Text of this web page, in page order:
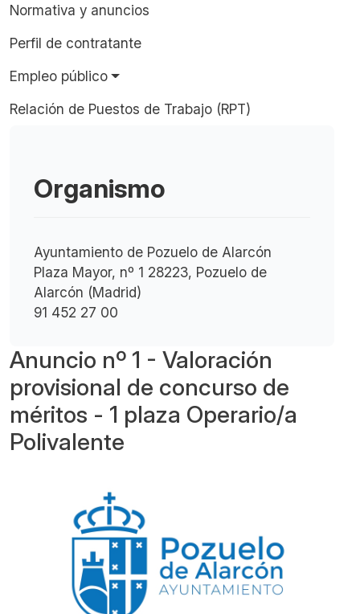
Normativa y anuncios
Perfil de contratante
Empleo público
Relación de Puestos de Trabajo (RPT)
Organismo
Ayuntamiento de Pozuelo de Alarcón
Plaza Mayor, nº 1 28223, Pozuelo de
Alarcón (Madrid)
91 452 27 00
Anuncio nº 1 - Valoración
provisional de concurso de
méritos - 1 plaza Operario/a
Polivalente